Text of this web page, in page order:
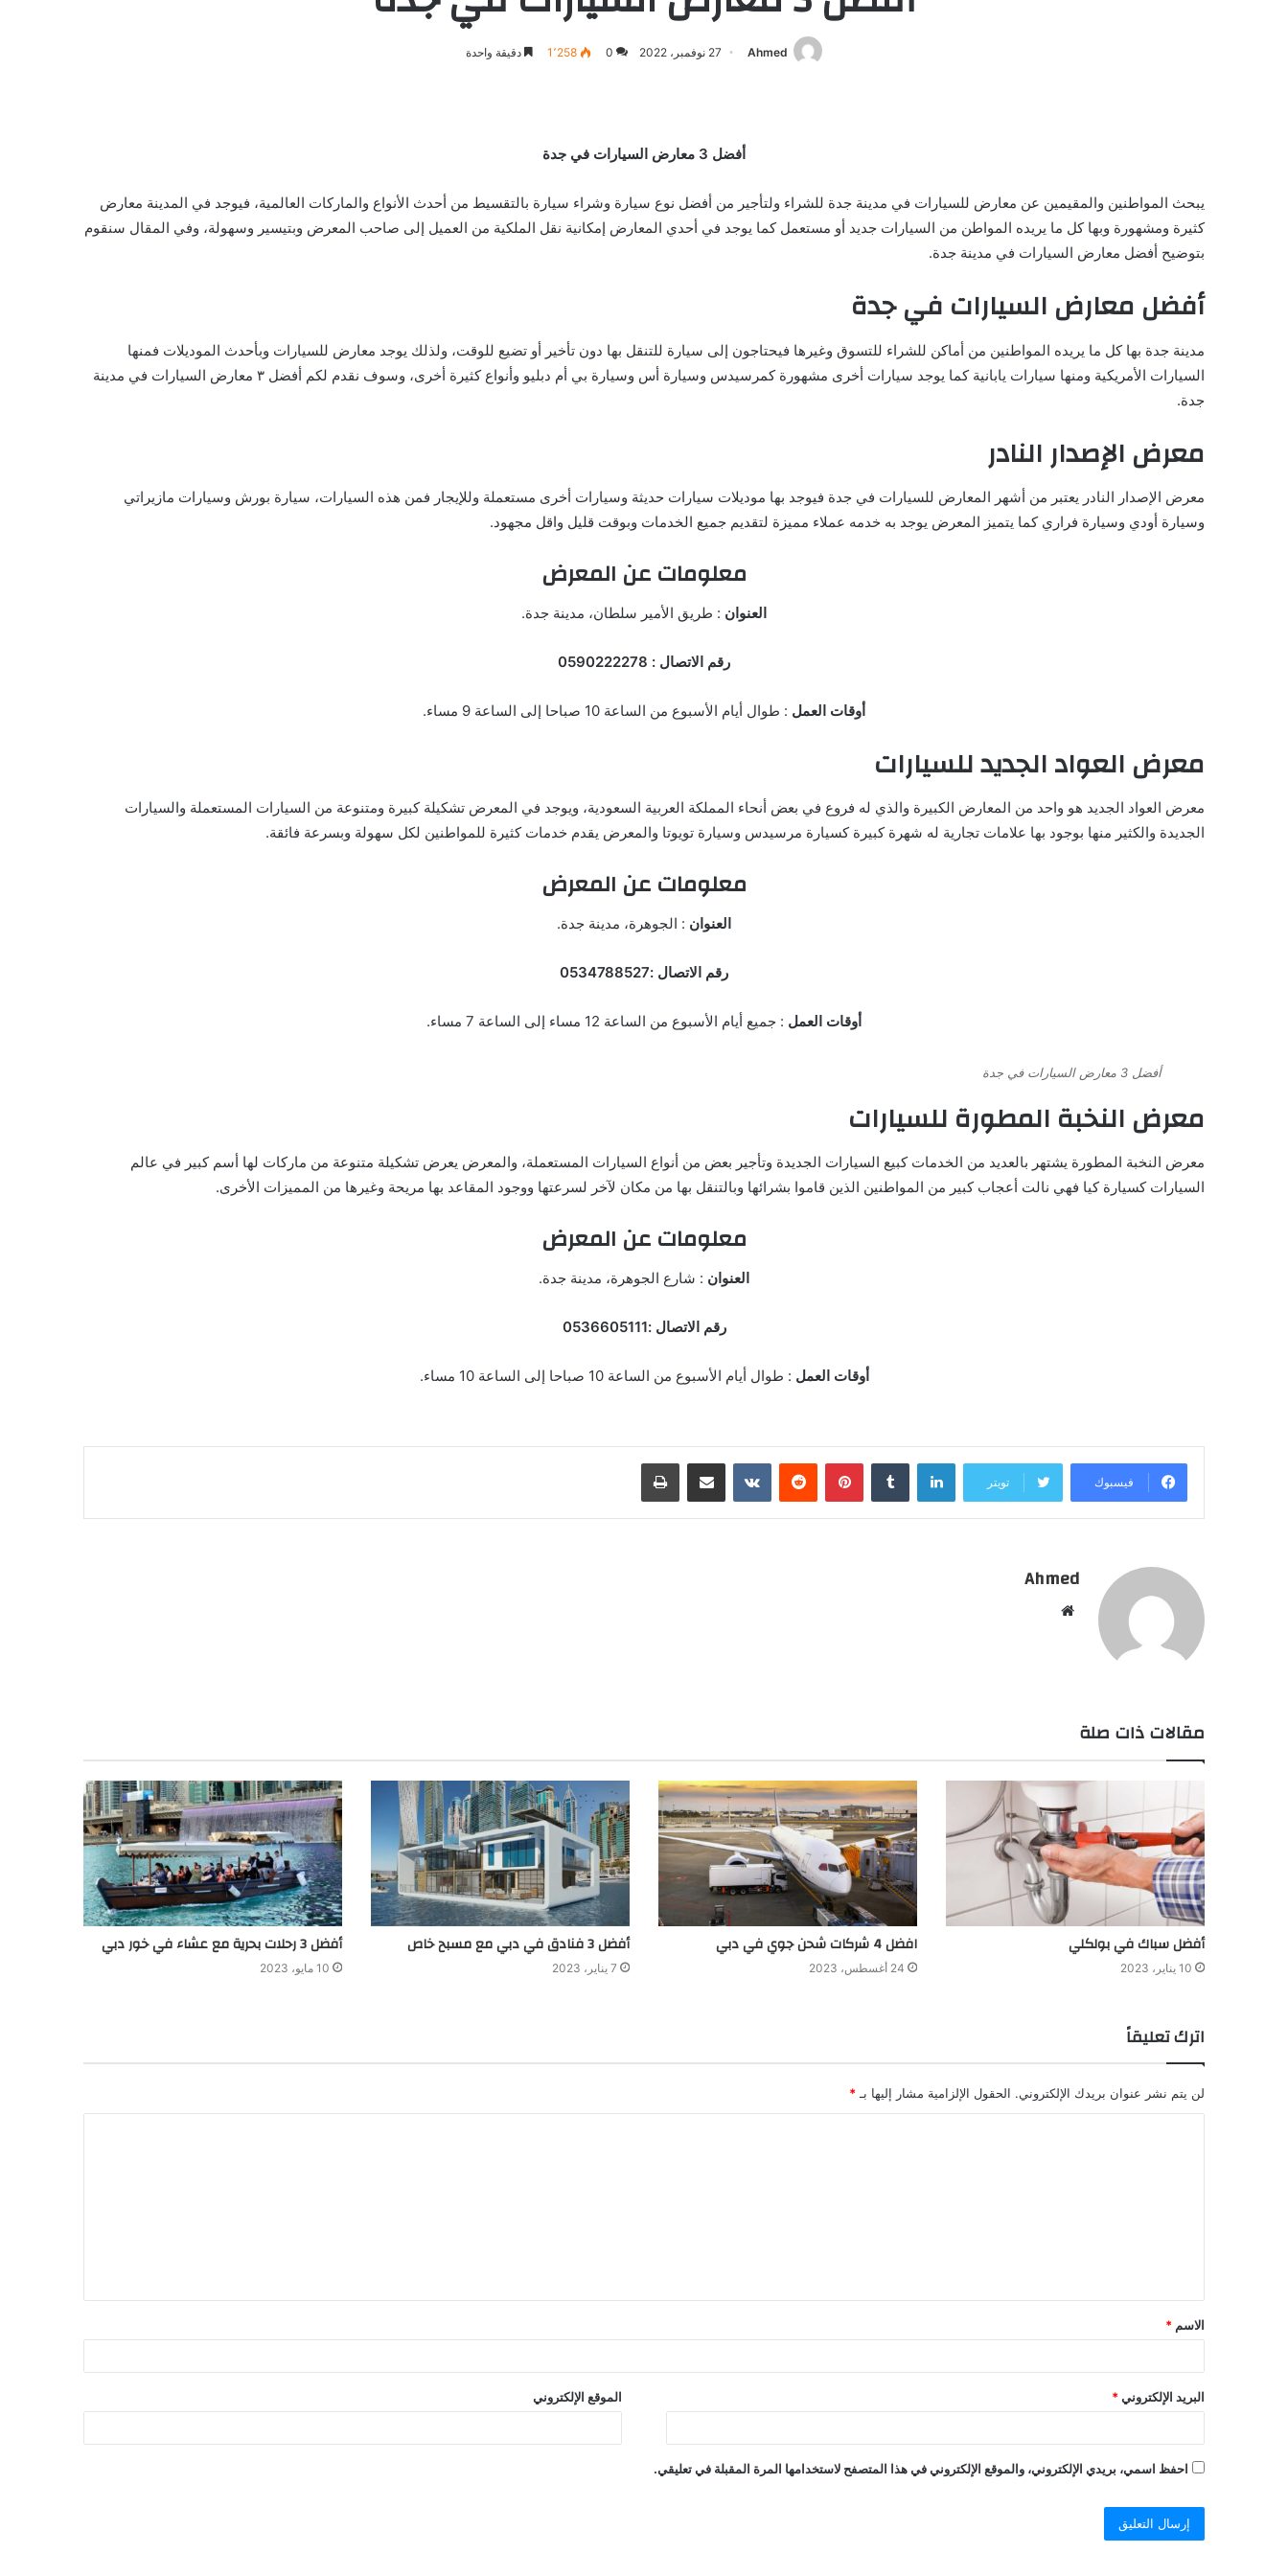
Ahmed 27 نوفمبر، 2022 0 1٬258 دقيقة واحدة
أفضل 3 معارض السيارات في جدة
يبحث المواطنين والمقيمين عن معارض للسيارات في مدينة جدة للشراء ولتأجير من أفضل نوع سيارة وشراء سيارة بالتقسيط من أحدث الأنواع والماركات العالمية، فيوجد في المدينة معارض
كثيرة ومشهورة وبها كل ما يريده المواطن من السيارات جديد أو مستعمل كما يوجد في أحدي المعارض إمكانية نقل الملكية من العميل إلى صاحب المعرض وبتيسير وسهولة، وفي المقال سنقوم
بتوضيح أفضل معارض السيارات في مدينة جدة.
أفضل معارض السيارات في جدة
مدينة جدة بها كل ما يريده المواطنين من أماكن للشراء للتسوق وغيرها فيحتاجون إلى سيارة للتنقل بها دون تأخير أو تضيع للوقت، ولذلك يوجد معارض للسيارات وبأحدث الموديلات فمنها
السيارات الأمريكية ومنها سيارات يابانية كما يوجد سيارات أخرى مشهورة كمرسيدس وسيارة أس وسيارة بي أم دبليو وأنواع كثيرة أخرى، وسوف نقدم لكم أفضل ٣ معارض السيارات في مدينة
جدة.
معرض الإصدار النادر
معرض الإصدار النادر يعتبر من أشهر المعارض للسيارات في جدة فيوجد بها موديلات سيارات حديثة وسيارات أخرى مستعملة وللإيجار فمن هذه السيارات، سيارة بورش وسيارات مازيراتي
وسيارة أودي وسيارة فراري كما يتميز المعرض يوجد به خدمه عملاء مميزة لتقديم جميع الخدمات وبوقت قليل واقل مجهود.
معلومات عن المعرض
العنوان : طريق الأمير سلطان، مدينة جدة.
رقم الاتصال : 0590222278
أوقات العمل : طوال أيام الأسبوع من الساعة 10 صباحا إلى الساعة 9 مساء.
معرض العواد الجديد للسيارات
معرض العواد الجديد هو واحد من المعارض الكبيرة والذي له فروع في بعض أنحاء المملكة العربية السعودية، ويوجد في المعرض تشكيلة كبيرة ومتنوعة من السيارات المستعملة والسيارات
الجديدة والكثير منها بوجود بها علامات تجارية له شهرة كبيرة كسيارة مرسيدس وسيارة تويوتا والمعرض يقدم خدمات كثيرة للمواطنين لكل سهولة وبسرعة فائقة.
معلومات عن المعرض
العنوان : الجوهرة، مدينة جدة.
رقم الاتصال :0534788527
أوقات العمل : جميع أيام الأسبوع من الساعة 12 مساء إلى الساعة 7 مساء.
أفضل 3 معارض السيارات في جدة
معرض النخبة المطورة للسيارات
معرض النخبة المطورة يشتهر بالعديد من الخدمات كبيع السيارات الجديدة وتأجير بعض من أنواع السيارات المستعملة، والمعرض يعرض تشكيلة متنوعة من ماركات لها أسم كبير في عالم
السيارات كسيارة كيا فهي نالت أعجاب كبير من المواطنين الذين قاموا بشرائها وبالتنقل بها من مكان لآخر لسرعتها ووجود المقاعد بها مريحة وغيرها من المميزات الأخرى.
معلومات عن المعرض
العنوان : شارع الجوهرة، مدينة جدة.
رقم الاتصال :0536605111
أوقات العمل : طوال أيام الأسبوع من الساعة 10 صباحا إلى الساعة 10 مساء.
فيسبوك تويتر
لينكدإن بينتيريست مشاركة عبر البريد طباعة
Ahmed
مقالات ذات صلة
أفضل سباك في بولكلي
10 يناير، 2023
افضل 4 شركات شحن جوي في دبي
24 أغسطس، 2023
أفضل 3 فنادق في دبي مع مسبح خاص
7 يناير، 2023
أفضل 3 رحلات بحرية مع عشاء في خور دبي
10 مايو، 2023
اترك تعليقاً
لن يتم نشر عنوان بريدك الإلكتروني. الحقول الإلزامية مشار إليها بـ *
الاسم *
البريد الإلكتروني * الموقع الإلكتروني
احفظ اسمي، بريدي الإلكتروني، والموقع الإلكتروني في هذا المتصفح لاستخدامها المرة المقبلة في تعليقي.